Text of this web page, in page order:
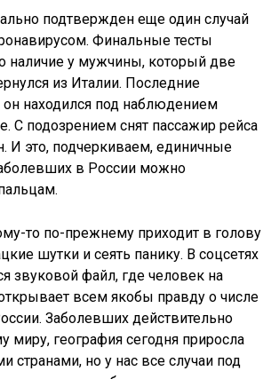
подтвержден еще один случай
Финальные тесты
наличие у мужчины, который две
из Италии. Последние
он находился под наблюдением
С подозрением снят пассажир рейса
И это, подчеркиваем, единичные
в России можно
то по-прежнему приходит в голову
шутки и сеять панику. В соцсетях
звуковой файл, где человек на
всем якобы правду о числе
Заболевших действительно
миру, география сегодня приросла
странами, но у нас все случаи под